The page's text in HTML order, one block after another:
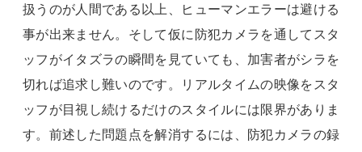
扱うのが人間である以上、ヒューマンエラーは避ける
事が出来ません。そして仮に防犯カメラを通してスタ
ッフがイタズラの瞬間を見ていても、加害者がシラを
切れば追求し難いのです。リアルタイムの映像をスタ
ッフが目視し続けるだけのスタイルには限界がありま
す。前述した問題点を解消するには、防犯カメラの録